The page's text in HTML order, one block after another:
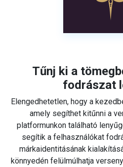
Tűnj ki a
fodrászat
Elengedhetetlen, hogy a
amely segíthet kitűnni a
platformunkon található
segítik a felhasználókat
márkaidentitásának
könnyedén felülmúlhatja